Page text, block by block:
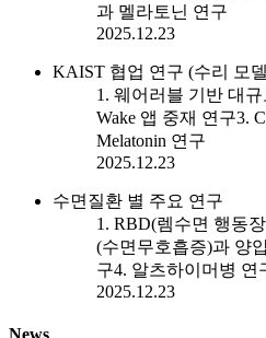
과 멜라토닌 연구
2025.12.23
KAIST 협업 연구 (수리 모
1. 웨어러블 기반 대
Wake 앱 중재 연구3.
Melatonin 연구
2025.12.23
수면질환 별 주요 연구
1. RBD(렘수면 행동
(수면무호흡증)과 양
구4. 알츠하이머병 연
2025.12.23